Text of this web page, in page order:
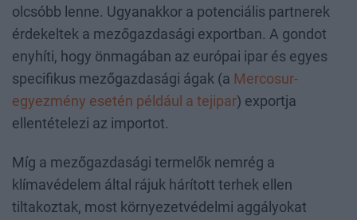
olcsóbb lenne. Ugyanakkor a potenciális partnerek
érdekeltek a mezőgazdasági exportban. A gondot
enyhíti, hogy önmagában az európai ipar és egyes
specifikus mezőgazdasági ágak (a Mercosur-
egyezmény esetén például a tejipar) exportja
ellentételezi az importot.
Míg a mezőgazdasági termelők nemrég a
klímavédelem által rájuk hárított terhek ellen
tiltakoztak, most környezetvédelmi aggályokat